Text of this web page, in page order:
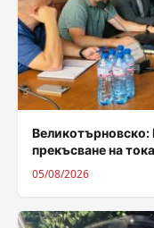
Великотърновско:
прекъсване на тока
05/08/2026